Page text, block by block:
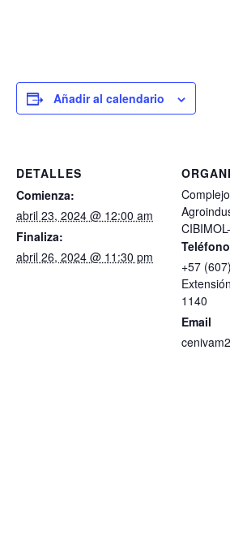
Añadir al calendario
DETALLES
Comienza:
abril 23, 2024 @ 12:00 am
Finaliza:
abril 26, 2024 @ 11:30 pm
Teléfono
+57
1140
Email